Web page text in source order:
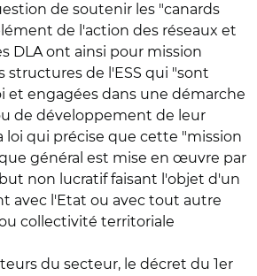
de soutenir les "canards
de l'action des réseaux et
DLA ont ainsi pour mission
structures de l'ESS qui "sont
et engagées dans une démarche
de développement de leur
loi qui précise que cette "mission
général est mise en œuvre par
non lucratif faisant l'objet d'un
avec l'Etat ou avec tout autre
collectivité territoriale
du secteur, le décret du 1er